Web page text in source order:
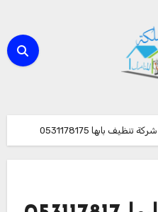
شركة تنظيف بابها 0531178175